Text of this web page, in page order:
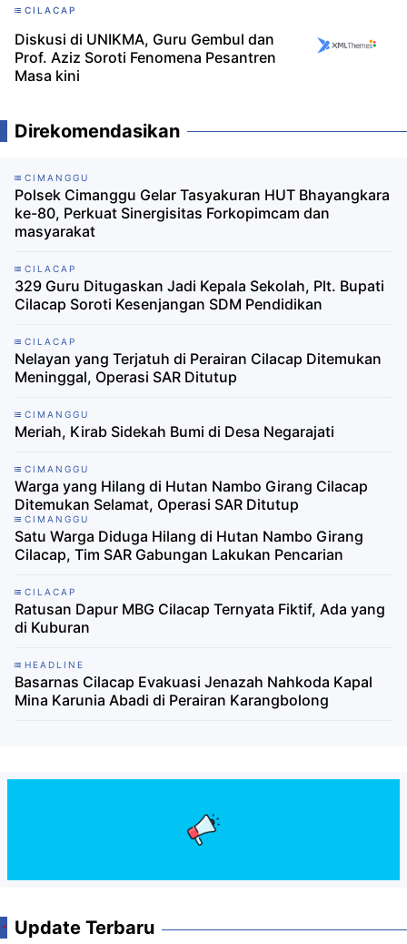
CILACAP
Diskusi di UNIKMA, Guru Gembul dan
Prof. Aziz Soroti Fenomena Pesantren
Masa kini
Direkomendasikan
CIMANGGU
Polsek Cimanggu Gelar Tasyakuran HUT Bhayangkara
ke-80, Perkuat Sinergisitas Forkopimcam dan
masyarakat
CILACAP
329 Guru Ditugaskan Jadi Kepala Sekolah, Plt. Bupati
Cilacap Soroti Kesenjangan SDM Pendidikan
CILACAP
Nelayan yang Terjatuh di Perairan Cilacap Ditemukan
Meninggal, Operasi SAR Ditutup
CIMANGGU
Meriah, Kirab Sidekah Bumi di Desa Negarajati
CIMANGGU
Warga yang Hilang di Hutan Nambo Girang Cilacap
Ditemukan Selamat, Operasi SAR Ditutup
CIMANGGU
Satu Warga Diduga Hilang di Hutan Nambo Girang
Cilacap, Tim SAR Gabungan Lakukan Pencarian
CILACAP
Ratusan Dapur MBG Cilacap Ternyata Fiktif, Ada yang
di Kuburan
HEADLINE
Basarnas Cilacap Evakuasi Jenazah Nahkoda Kapal
Mina Karunia Abadi di Perairan Karangbolong
Update Terbaru